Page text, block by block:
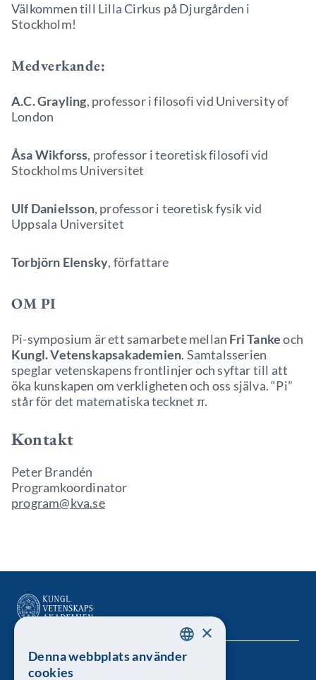
Välkommen till Lilla Cirkus på Djurgården i
Stockholm!
Medverkande:
A.C. Grayling, professor i filosofi vid University of
London
Åsa Wikforss, professor i teoretisk filosofi vid
Stockholms Universitet
Ulf Danielsson, professor i teoretisk fysik vid
Uppsala Universitet
Torbjörn Elensky, författare
OM PI
Pi-symposium är ett samarbete mellan Fri Tankeoch
Kungl. Vetenskapsakademien. Samtalsserien
speglar vetenskapens frontlinjer och syftar till att
öka kunskapen om verkligheten och oss själva. “Pi”
står för det matematiska tecknet π.
Kontakt
Peter Brandén
Programkoordinator
program@kva.se
Kungl. Vetenskapsakademien SWEDISH
×
Denna webbplats använder
cookies